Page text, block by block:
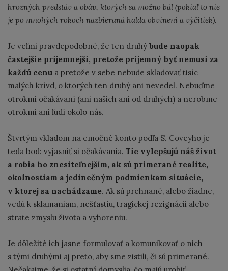
hrozných predstáv a obáv, ktorých sa možno bál (pokiaľ to nie
je po mnohých rokoch nazbieraná halda obvinení a výčitiek).
Je veľmi pravdepodobné, že ten druhý bude naopak
častejšie príjemnejší, pretože príjemný byť nemusí za
každú cenu a pretože v sebe nebude skladovať tisíc
malých krívd, o ktorých ten druhý ani nevedel. Nebuďme
otrokmi očakávaní (ani našich ani od druhých) a nerobme
otrokmi ani ľudí okolo nás.
Štvrtým vkladom na emočné konto podľa S. Coveyho je
teda bod: vyjasniť si očakávania. Tie vylepšujú náš život
a robia ho znesiteľnejším, ak sú primerané realite,
okolnostiam a jedinečným podmienkam situácie,
v ktorej sa nachádzame. Ak sú prehnané, alebo žiadne,
vedú k sklamaniam, nešťastiu, tragickej rezignácii alebo
strate zmyslu života a vyhoreniu.
Je dôležité ich jasne formulovať a komunikovať o nich
s tými druhými aj preto, aby sme zistili, či sú primerané.